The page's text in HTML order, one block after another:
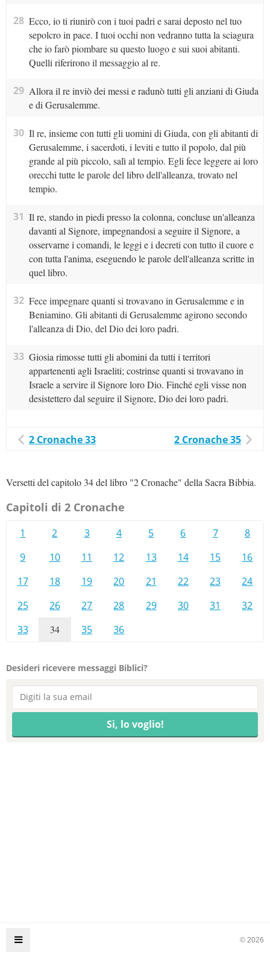
28 Ecco, io ti riunirò con i tuoi padri e sarai deposto nel tuo
sepolcro in pace. I tuoi occhi non vedranno tutta la sciagura
che io farò piombare su questo luogo e sui suoi abitanti.
Quelli riferirono il messaggio al re.
29 Allora il re inviò dei messi e radunò tutti gli anziani di Giuda
e di Gerusalemme.
30 Il re, insieme con tutti gli uomini di Giuda, con gli abitanti di
Gerusalemme, i sacerdoti, i leviti e tutto il popolo, dal più
grande al più piccolo, salì al tempio. Egli fece leggere ai loro
orecchi tutte le parole del libro dell'alleanza, trovato nel
tempio.
31 Il re, stando in piedi presso la colonna, concluse un'alleanza
davanti al Signore, impegnandosi a seguire il Signore, a
osservarne i comandi, le leggi e i decreti con tutto il cuore e
con tutta l'anima, eseguendo le parole dell'alleanza scritte in
quel libro.
32 Fece impegnare quanti si trovavano in Gerusalemme e in
Beniamino. Gli abitanti di Gerusalemme agirono secondo
l'alleanza di Dio, del Dio dei loro padri.
33 Giosia rimosse tutti gli abomini da tutti i territori
appartenenti agli Israeliti; costrinse quanti si trovavano in
Israele a servire il Signore loro Dio. Finché egli visse non
desistettero dal seguire il Signore, Dio dei loro padri.
2 Cronache 33 2 Cronache 35
Versetti del capitolo 34 del libro "2 Cronache" della Sacra Bibbia.
Capitoli di 2 Cronache
1 2 3 4 5 6 7
8
9
10 11 12 13 14 15
16
17
18 19 20 21 22 23
24
25
26 27 28 29 30 31
32
33
34 35 36
Desideri ricevere messaggi Biblici?
© 2026